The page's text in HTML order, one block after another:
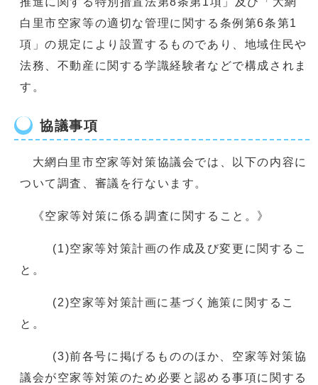
白里市空家等の適切な管理に関する条例第6条第1
項」の規定により設置するものであり、地域住民や
法務、不動産に関する学識経験者などで構成されま
す。
協議事項
大網白里市空家等対策協議会では、以下の内容に
ついて調査、審議を行ないます。
《空家等対策に係る調査に関すること。》
(1)空家等対策計画の作成及び変更に関するこ
と。
(2)空家等対策計画に基づく施策に関するこ
と。
(3)前各号に掲げるもののほか、空家等対策協
議会が空家等対策のため必要と認める事項に関する